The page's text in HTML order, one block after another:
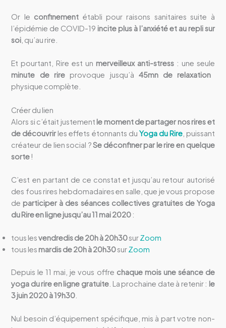
Or le confinement établi pour raisons sanitaires suite à
l’épidémie de COVID-19 incite plus à l’anxiété et au repli sur
soi , qu’au rire.
Et pourtant, Rire est un merveilleux anti-stress: une seule
minute de rire provoque jusqu’à 45mn de relaxation
physique complète.
Créer du lien
Alors si c’était justement le moment de partager nos rires et
de découvrir les effets étonnants du Yoga du Rire, puissant
créateur de lien social ?Se déconfiner par le rire en quelque
sorte !
C’est en partant de ce constat et jusqu’au retour autorisé
des fous rires hebdomadaires en salle, que je vous propose
de participer à des séances collectives gratuites de Yoga
du Rire en ligne jusqu’au 11 mai 2020 :
tous lesvendredis de 20h à 20h30surZoom
tous les mardis de 20h à 20h30surZoom
Depuis le 11 mai, je vous offre chaque mois une séance de
yoga du rire en ligne gratuite. La prochaine date à retenir : le
3 juin 2020 à 19h30
Nul besoin d’équipement spécifique, mis à part votre non-